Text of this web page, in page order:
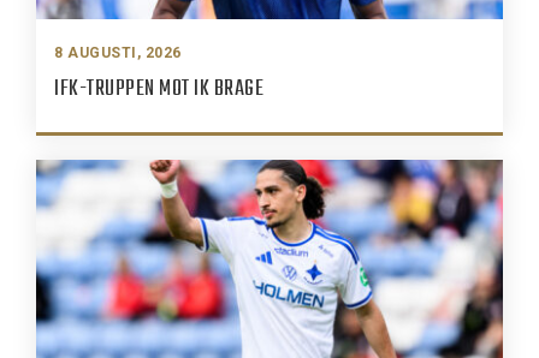
8 AUGUSTI, 2026
IFK-TRUPPEN MOT IK BRAGE